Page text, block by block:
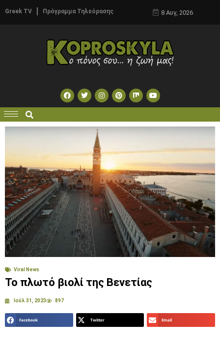
Greek TV Πρόγραμμα Τηλεόρασης 8 Αυγ, 2026
Viral News
Το πλωτό βιολί της Βενετίας
Ιούλ 31, 2023 897
Facebook Twitter Email